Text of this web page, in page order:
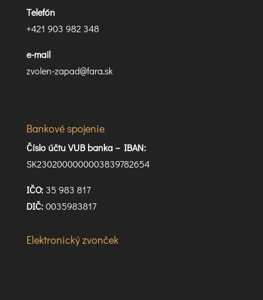
Telefón
+421 903 982 348
e-mail
zvolen-zapad@fara.sk
Bankové spojenie
Číslo účtu VUB banka – IBAN:
SK2302000000003839782654
IČO:35 983 817
DIČ:0035983817
Elektronický zvonček